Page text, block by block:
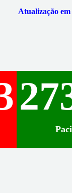
Atualização